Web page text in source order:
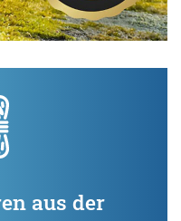
aus der